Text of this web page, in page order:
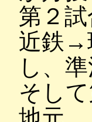
第２試
近鉄→
し、
そし